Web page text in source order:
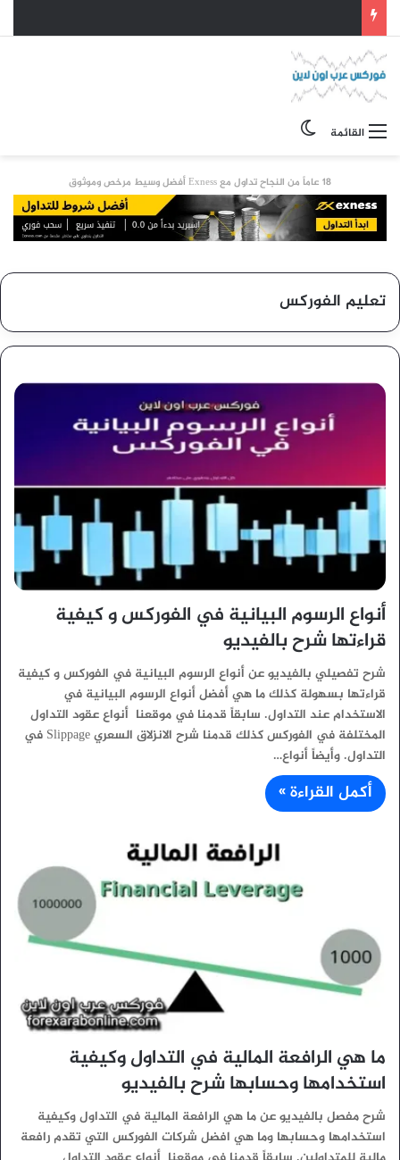
القائمة
18 عاماً من النجاح تداول مع Exness أفضل وسيط مرخص وموثوق
تعليم الفوركس
أنواع الرسوم البيانية في الفوركس و كيفية
قراءتها شرح بالفيديو
شرح تفصيلي بالفيديو عن أنواع الرسوم البيانية في الفوركس و كيفية
قراءتها بسهولة كذلك ما هي أفضل أنواع الرسوم البيانية في
الاستخدام عند التداول. سابقاً قدمنا في موقعنا أنواع عقود التداول
المختلفة في الفوركس كذلك قدمنا شرح الانزلاق السعري Slippage في
التداول. وأيضاً أنواع…
أكمل القراءة »
ما هي الرافعة المالية في التداول وكيفية
استخدامها وحسابها شرح بالفيديو
شرح مفصل بالفيديو عن ما هي الرافعة المالية في التداول وكيفية
استخدامها وحسابها وما هي افضل شركات الفوركس التي تقدم رافعة